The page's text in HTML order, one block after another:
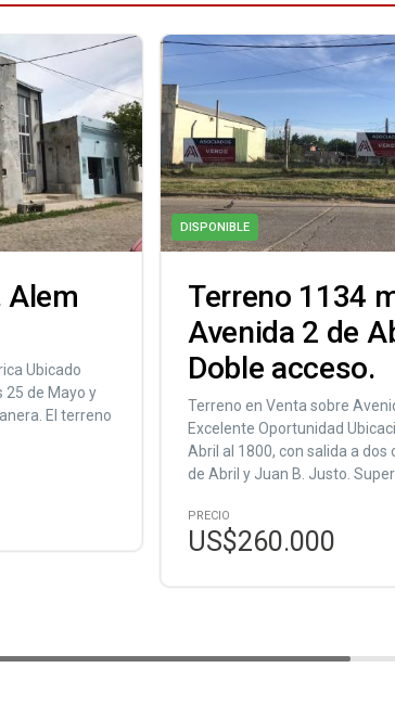
Alem
Ubicado
25 de Mayo y
El terreno
DISPONIBLE
Terreno 1134
Avenida 2 de
Doble acceso.
Terreno en Venta sobre
Excelente Oportunidad
Abril al 1800, con salida a dos
de Abril y Juan B. Justo.
PRECIO
US$260.000